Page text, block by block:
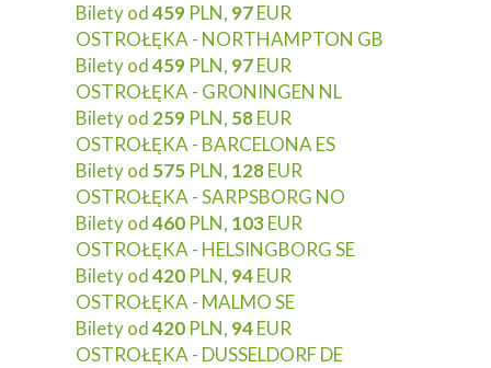
Bilety od459 PLN, 97EUR
OSTROŁĘKA - NORTHAMPTON GB
Bilety od459 PLN, 97EUR
OSTROŁĘKA - GRONINGEN NL
Bilety od 259 PLN, 58EUR
OSTROŁĘKA - BARCELONA ES
Bilety od 575 PLN, 128EUR
OSTROŁĘKA - SARPSBORG NO
Bilety od460 PLN, 103EUR
OSTROŁĘKA - HELSINGBORG SE
Bilety od420 PLN, 94EUR
OSTROŁĘKA - MALMO SE
Bilety od420 PLN, 94EUR
OSTROŁĘKA - DUSSELDORF DE